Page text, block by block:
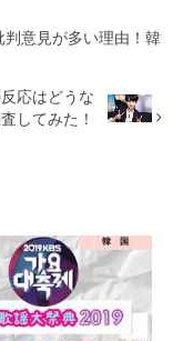
判意見が多い理由！韓
応はどうな
してみた！
韓 国